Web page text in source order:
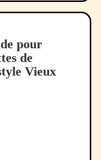
pour
de
Vieux